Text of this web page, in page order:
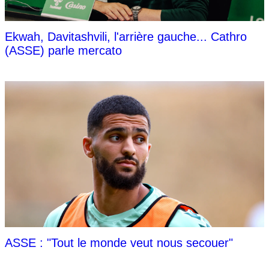
Ekwah, Davitashvili, l'arrière gauche... Cathro
(ASSE) parle mercato
ASSE : "Tout le monde veut nous secouer"